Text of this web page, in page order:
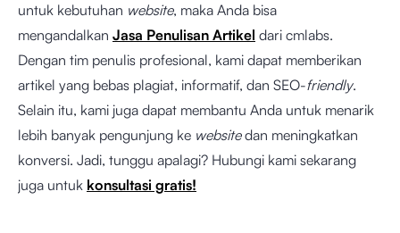
untuk kebutuhan website, maka Anda bisa
mengandalkan Jasa Penulisan Artikel dari cmlabs.
Dengan tim penulis profesional, kami dapat memberikan
artikel yang bebas plagiat, informatif, dan SEO-friendly.
Selain itu, kami juga dapat membantu Anda untuk menarik
lebih banyak pengunjung ke websitedan meningkatkan
konversi. Jadi, tunggu apalagi? Hubungi kami sekarang
juga untuk konsultasi gratis!